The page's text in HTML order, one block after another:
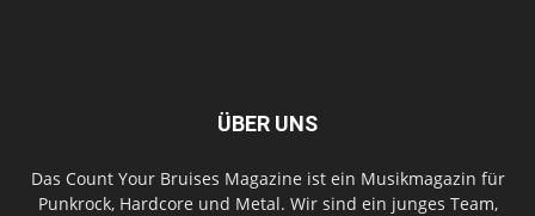
ÜBER UNS
Das Count Your Bruises Magazine ist ein Musikmagazin für
Punkrock, Hardcore und Metal. Wir sind ein junges Team,